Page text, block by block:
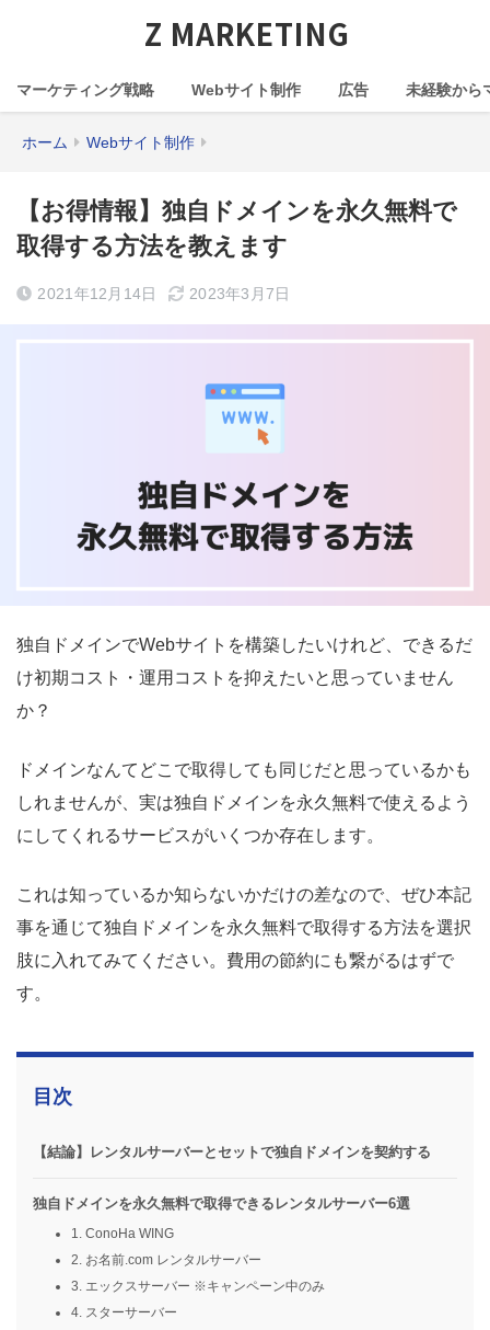
Z MARKETING
マーケティング戦略 Webサイト制作 広告 未経験から
ホーム Webサイト制作
【お得情報】独自ドメインを永久無料で
取得する方法を教えます
2021年12月14日 2023年3月7日
独自ドメインでWebサイトを構築したいけれど、できるだ
け初期コスト・運用コストを抑えたいと思っていません
か？
ドメインなんてどこで取得しても同じだと思っているかも
しれませんが、実は独自ドメインを永久無料で使えるよう
にしてくれるサービスがいくつか存在します。
これは知っているか知らないかだけの差なので、ぜひ本記
事を通じて独自ドメインを永久無料で取得する方法を選択
肢に入れてみてください。費用の節約にも繋がるはずで
す。
目次
【結論】レンタルサーバーとセットで独自ドメインを契約する
独自ドメインを永久無料で取得できるレンタルサーバー6選
1. ConoHa WING
2. お名前.com レンタルサーバー
3. エックスサーバー ※キャンペーン中のみ
4. スターサーバー